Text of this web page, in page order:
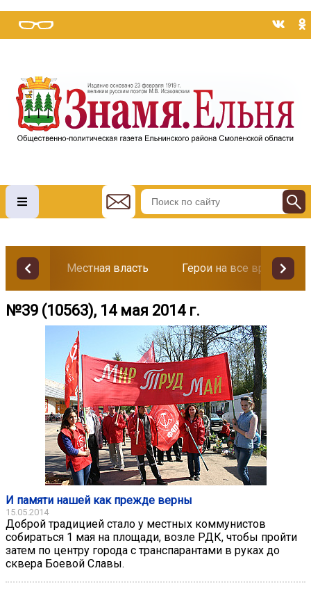
Местная власть Герои на все времена
№39 (10563), 14 мая 2014 г.
И памяти нашей как прежде верны
15.05.2014
Доброй традицией стало у местных коммунистов
собираться 1 мая на площади, возле РДК, чтобы пройти
затем по центру города с транспарантами в руках до
сквера Боевой Славы.